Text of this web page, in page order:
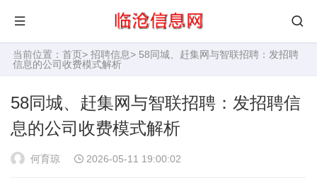
当前位置： 首页> 招聘信息> 58同城、赶集网与智联招聘：发招聘
信息的公司收费模式解析
58同城、赶集网与智联招聘：发招聘信
息的公司收费模式解析
何育琼 2026-05-11 19:00:02